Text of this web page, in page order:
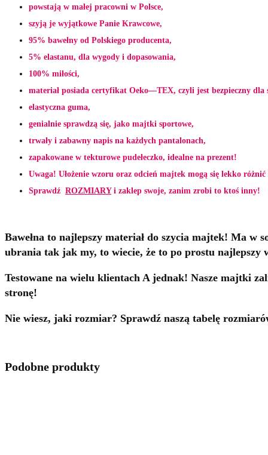
powstają w małej pracowni w Polsce,
szyją je wyjątkowe Panie Krawcowe,
95% bawełny od Polskiego producenta,
5% elastanu, dla wygody i dopasowania,
100% miłości,
materiał posiada certyfikat Oeko—TEX, czyli jest bezpieczny dla
elastyczna guma,
genialnie sprawdzą się, jako majtki sportowe,
trwały i zabawny napis na każdych pantalonach,
zapakowane w tekturowe pudełeczko, idealne na prezent!
Uwaga! Ułożenie wzoru oraz odcień majtek mogą się lekko
Sprawdź ROZMIARYi zaklep swoje, zanim zrobi to ktoś inny!
Bawełna to najlepszy materiał do szycia majtek! Ma w
ubrania tak jak my, to wiecie, że to po prostu najlepszy
Testowane na wielu klientach A jednak! Nasze majtki
stronę!
Nie wiesz, jaki rozmiar? Sprawdź naszą tabelę
Podobne produkty